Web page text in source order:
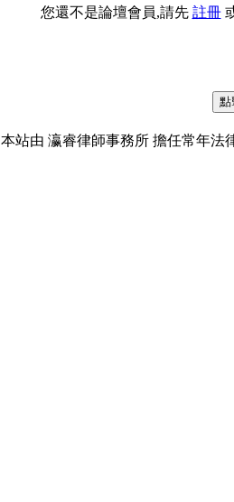
您還不是論壇會員,請先 註冊
本站由 瀛睿律師事務所 擔任常年法